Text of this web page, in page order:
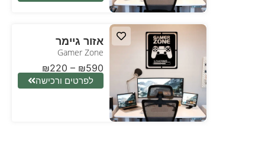
אזור גיימר
Gamer Zone
₪220 – ₪590
לפרטים ורכישה